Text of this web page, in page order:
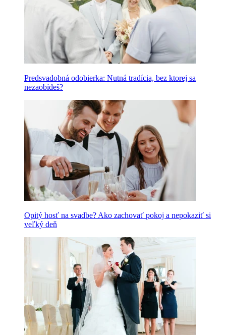
Predsvadobná odobierka: Nutná tradícia, bez ktorej sa
nezaobídeš?
Opitý hosť na svadbe? Ako zachovať pokoj a nepokaziť si
veľký deň